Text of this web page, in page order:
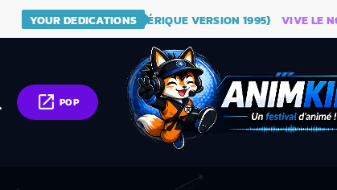
YOUR DEDICATIONS
BALL (GÉNÉRIQUE VERSION 1995) VIVE LE
open_in_new POP